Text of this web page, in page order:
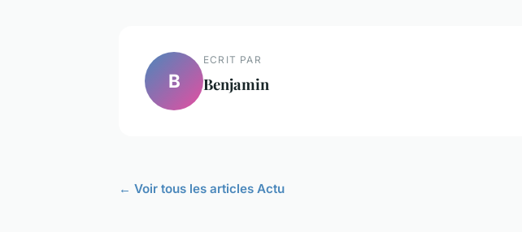
B
ECRIT PAR
Benjamin
← Voir tous les articles Actu